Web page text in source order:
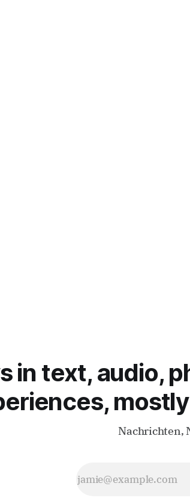
in text, audio,
Nachrichten,